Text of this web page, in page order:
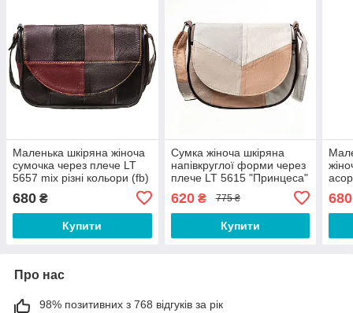
Маленька шкіряна жіноча
сумочка через плече LT
5657 mix різні кольори (fb)
680 ₴
Купити
Сумка жіноча шкіряна
напівкруглої форми через
плече LT 5615 "Принцеса"
620₴ 775 ₴
Купити
680
Про нас
98% позитивних з 768 відгуків за рік